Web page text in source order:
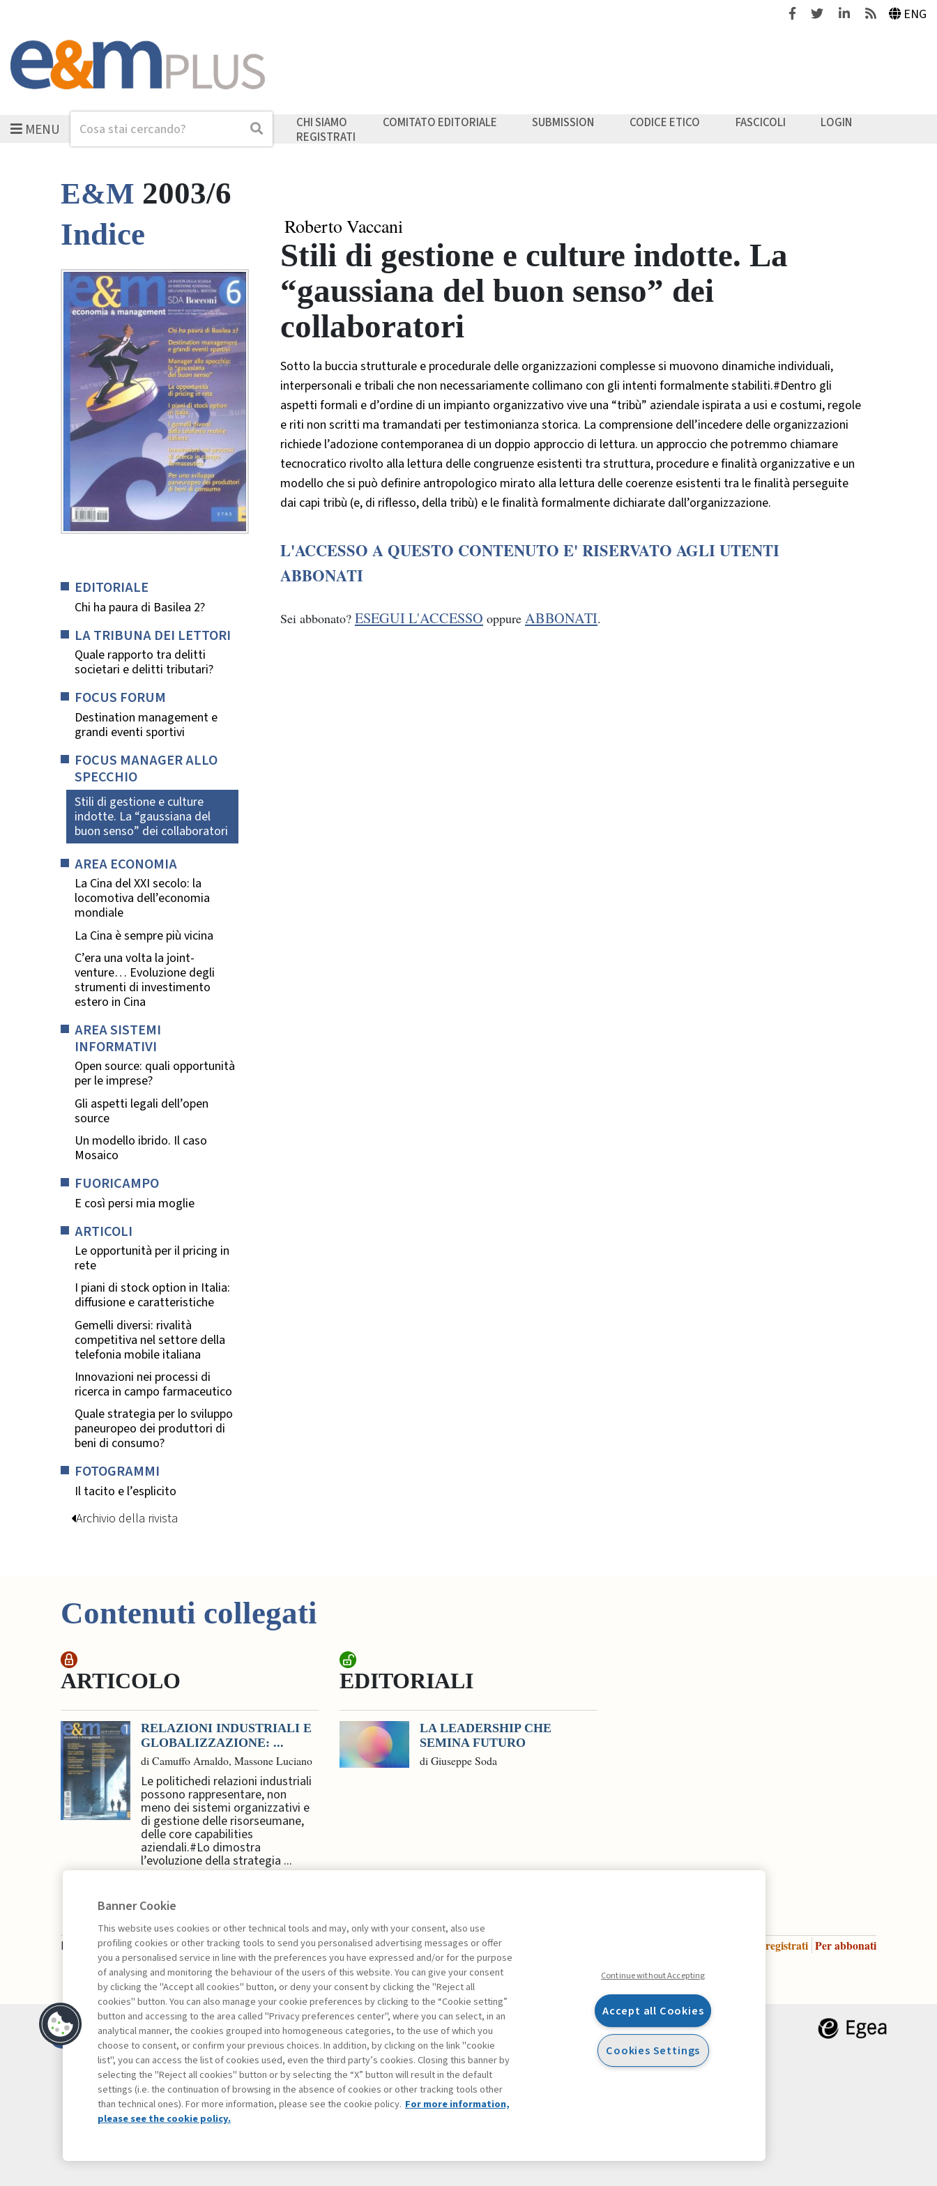
FacebookTwitterLinkedinFeeds ENG
MENUCerca Cerca CHI SIAMO COMITATO EDITORIALE SUBMISSION CODICE ETICO FASCICOLI
LOGIN
REGISTRATI
E&M 2003/6
Indice
EDITORIALE
Chi ha paura di Basilea 2?
LA TRIBUNA DEI LETTORI
Quale rapporto tra delitti
societari e delitti tributari?
FOCUS FORUM
Destination management e
grandi eventi sportivi
FOCUS MANAGER ALLO
SPECCHIO
Stili di gestione e culture
indotte. La “gaussiana del
buon senso” dei collaboratori
AREA ECONOMIA
La Cina del XXI secolo: la
locomotiva dell’economia
mondiale
La Cina è sempre più vicina
C’era una volta la joint-
venture… Evoluzione degli
strumenti di investimento
estero in Cina
AREA SISTEMI
INFORMATIVI
Open source: quali opportunità
per le imprese?
Gli aspetti legali dell’open
source
Un modello ibrido. Il caso
Mosaico
FUORICAMPO
E così persi mia moglie
ARTICOLI
Le opportunità per il pricing in
rete
I piani di stock option in Italia:
diffusione e caratteristiche
Gemelli diversi: rivalità
competitiva nel settore della
telefonia mobile italiana
Innovazioni nei processi di
ricerca in campo farmaceutico
Quale strategia per lo sviluppo
paneuropeo dei produttori di
beni di consumo?
FOTOGRAMMI
Il tacito e l’esplicito
Archivio della rivista
Roberto Vaccani
Stili di gestione e culture indotte. La
“gaussiana del buon senso” dei
collaboratori
Sotto la buccia strutturale e procedurale delle organizzazioni complesse si muovono dinamiche individuali,
interpersonali e tribali che non necessariamente collimano con gli intenti formalmente stabiliti.#Dentro gli
aspetti formali e d’ordine di un impianto organizzativo vive una “tribù” aziendale ispirata a usi e costumi, regole
e riti non scritti ma tramandati per testimonianza storica. La comprensione dell’incedere delle organizzazioni
richiede l’adozione contemporanea di un doppio approccio di lettura. un approccio che potremmo chiamare
tecnocratico rivolto alla lettura delle congruenze esistenti tra struttura, procedure e finalità organizzative e un
modello che si può definire antropologico mirato alla lettura delle coerenze esistenti tra le finalità perseguite
dai capi tribù (e, di riflesso, della tribù) e le finalità formalmente dichiarate dall’organizzazione.
L'ACCESSO A QUESTO CONTENUTO E' RISERVATO AGLI UTENTI
ABBONATI
Sei abbonato? ESEGUI L'ACCESSO oppure ABBONATI.
Contenuti collegati
ARTICOLO
RELAZIONI INDUSTRIALI E
GLOBALIZZAZIONE: ...
di Camuffo Arnaldo, Massone Luciano
Le politichedi relazioni industriali
possono rappresentare, non
meno dei sistemi organizzativi e
di gestione delle risorseumane,
delle core capabilities
aziendali.#Lo dimostra
l’evoluzione della strategia ...
EDITORIALI
LA LEADERSHIP CHE
SEMINA FUTURO
di Giuseppe Soda
La consultazione dei libri è riservata esclusivamente agli abbonati Premium Per registrati Per abbonati
Contatti
Abbonamenti
Archivio rubriche
Privacy
Cookie policy
Whistleblowing
FacebookTwitterLinkedin
Banner Cookie
This website uses cookies or other technical tools and may, only with your consent, also use
profiling cookies or other tracking tools to send you personalised advertising messages or offer
you a personalised service in line with the preferences you have expressed and/or for the purpose
of analysing and monitoring the behaviour of the users of this website. You can give your consent
by clicking the "Accept all cookies" button, or deny your consent by clicking the "Reject all
cookies" button. You can also manage your cookie preferences by clicking to the “Cookie setting”
button and accessing to the area called "Privacy preferences center", where you can select, in an
analytical manner, the cookies grouped into homogeneous categories, to the use of which you
choose to consent, or confirm your previous choices. In addition, by clicking on the link "cookie
list", you can access the list of cookies used, even the third party’s cookies. Closing this banner by
selecting the "Reject all cookies" button or by selecting the “X” button will result in the default
settings (i.e. the continuation of browsing in the absence of cookies or other tracking tools other
than technical ones). For more information, please see the cookie policy. For more information,
please see the cookie policy.
Continue without Accepting
Accept all Cookies
Cookies Settings